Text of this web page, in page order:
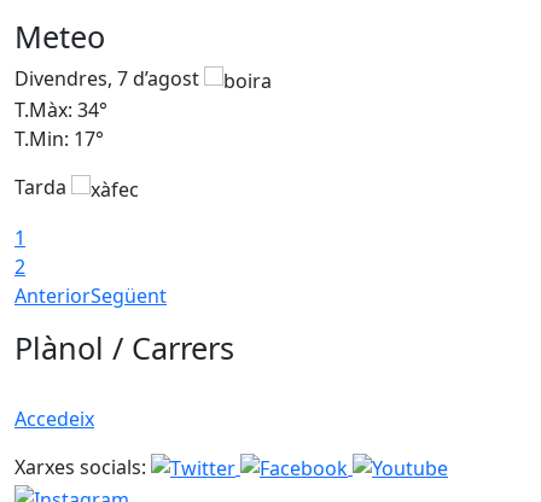
Meteo
Divendres, 7 d’agost
T.Màx: 34°
T.Min: 17°
Tarda
1
2
AnteriorSegüent
Plànol / Carrers
Accedeix
Xarxes socials: